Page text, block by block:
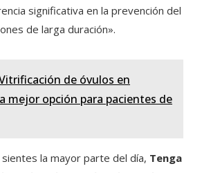
significativa en la prevención del
de larga duración».
de óvulos en
mejor opción para pacientes de
la mayor parte del día, Tenga